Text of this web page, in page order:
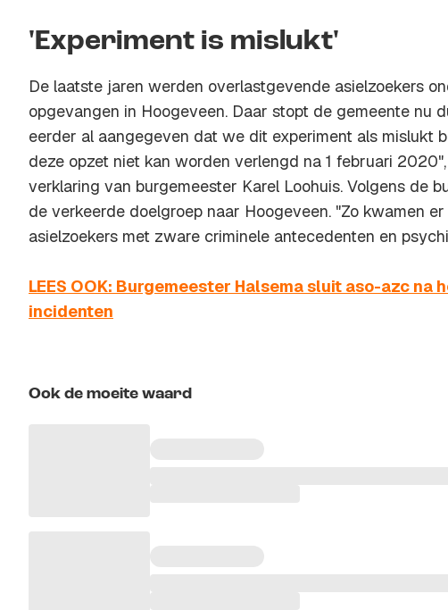
'Experiment is mislukt'
De laatste jaren werden overlastgevende asielzoekers
opgevangen in Hoogeveen. Daar stopt de gemeente nu
eerder al aangegeven dat we dit experiment als mislukt
deze opzet niet kan worden verlengd na 1 februari
verklaring van burgemeester Karel Loohuis. Volgens de
de verkeerde doelgroep naar Hoogeveen. "Zo kwamen
asielzoekers met zware criminele antecedenten en
LEES OOK: Burgemeester Halsema sluit aso-azc na
incidenten
Ook de moeite waard